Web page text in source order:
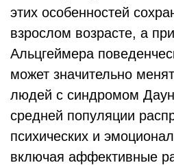
этих особенностей
взрослом возрасте, а
Альцгеймера
может значительно
людей с синдромом
средней популяции
психических и
включая аффективные